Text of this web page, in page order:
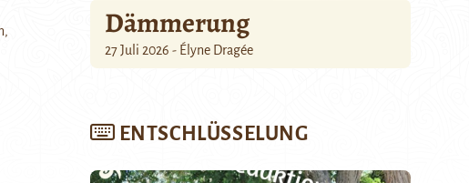
Dämmerung
27 Juli 2026 - Élyne Dragée
ENTSCHLÜSSELUNG